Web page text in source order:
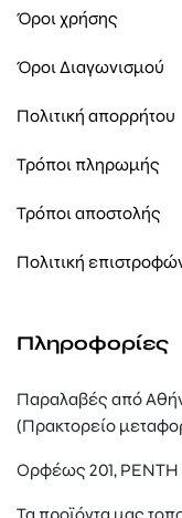
Όροι χρήσης
Όροι Διαγωνισμού
Πολιτική απορρήτου
Τρόποι πληρωμής
Τρόποι αποστολής
Πολιτική
Πληροφορίες
Παραλαβές από
(Πρακτορείο
Ορφέως 201, ΡΕΝΤΗ
Τα προϊόντα μας